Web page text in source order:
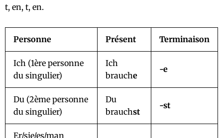
t, en, t, en.
Personne Présent Terminaison
Ich (1ère personne
du singulier)
Ich
brauche
-e
Du (2ème personne
du singulier)
Du
brauchst
-st
Er/sie/es/man